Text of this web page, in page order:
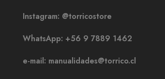
Instagram: @torricostore
WhatsApp: +56 9 7889 1462
e-mail: manualidades@torrico.cl